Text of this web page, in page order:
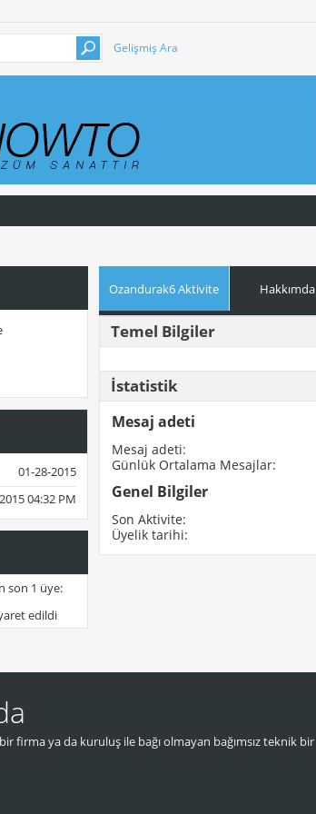
Gelişmiş Ara
01-28-2015
04:32 PM
son 1 üye:
edildi
Ozandurak6 Aktivite Hakkımda
Temel Bilgiler
İstatistik
Mesaj adeti
Mesaj adeti
Günlük Ortalama Mesajlar
Genel Bilgiler
Son Aktivite
Üyelik tarihi
firma ya da kuruluş ile bağı olmayan bağımsız teknik bir